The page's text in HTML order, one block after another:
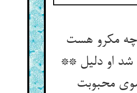
مکرو هست
او دلیل **
محبوبت